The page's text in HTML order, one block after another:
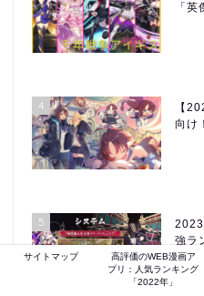
「
4
【
向け
5
強ラ
サイトマップ
高評価のWEB漫画ア
プリ：人気ランキング
「2022年」